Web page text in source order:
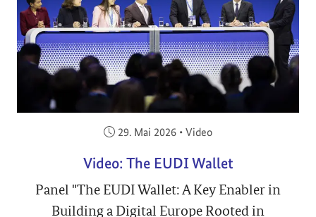
Veröffentlicht am:
29. Mai 2026 • Video
Video: The EUDI Wallet
Panel "The EUDI Wallet: A Key Enabler in
Building a Digital Europe Rooted in